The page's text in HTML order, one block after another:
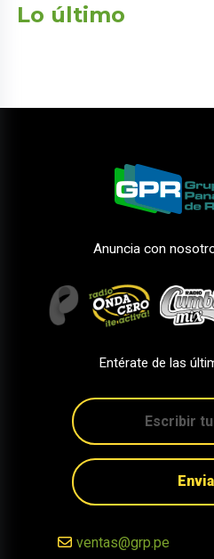
Lo último
Anuncia con
Entérate de las
ventas@grp.pe